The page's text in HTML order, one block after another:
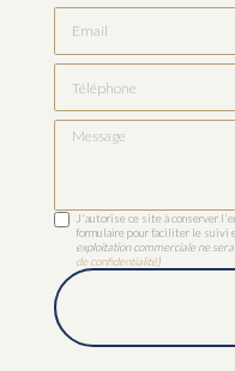
Message
J'autorise ce site à conserver
formulaire pour faciliter le suivi
exploitation commerciale ne
de confidentialité)